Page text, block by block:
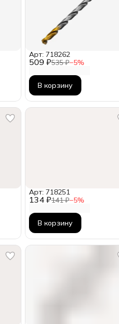
509 ₽535 ₽−5%
Арт: 718262
В корзину
134 ₽141 ₽−5%
Арт: 718251
В корзину